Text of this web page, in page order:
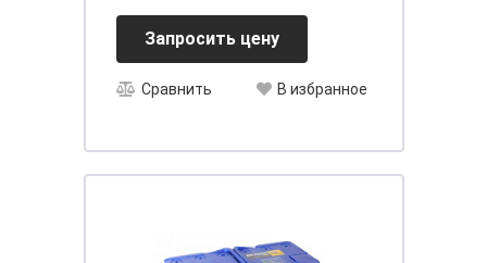
Запросить цену
Сравнить В избранное